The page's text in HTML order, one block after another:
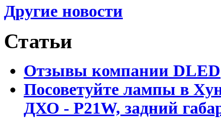
Другие новости
Статьи
Отзывы компании DLED
Посоветуйте лампы в
ДХО - P21W, задний